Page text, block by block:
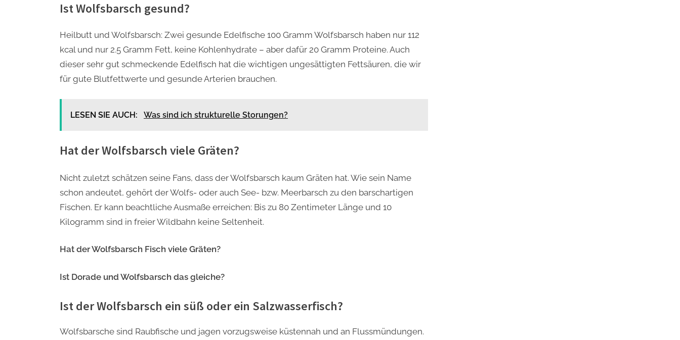
Ist Wolfsbarsch gesund?
Heilbutt und Wolfsbarsch: Zwei gesunde Edelfische 100 Gramm Wolfsbarsch haben nur 112
kcal und nur 2.5 Gramm Fett, keine Kohlenhydrate – aber dafür 20 Gramm Proteine. Auch
dieser sehr gut schmeckende Edelfisch hat die wichtigen ungesättigten Fettsäuren, die wir
für gute Blutfettwerte und gesunde Arterien brauchen.
LESEN SIE AUCH: Was sind ich strukturelle Storungen?
Hat der Wolfsbarsch viele Gräten?
Nicht zuletzt schätzen seine Fans, dass der Wolfsbarsch kaum Gräten hat. Wie sein Name
schon andeutet, gehört der Wolfs- oder auch See- bzw. Meerbarsch zu den barschartigen
Fischen. Er kann beachtliche Ausmaße erreichen: Bis zu 80 Zentimeter Länge und 10
Kilogramm sind in freier Wildbahn keine Seltenheit.
Hat der Wolfsbarsch Fisch viele Gräten?
Ist Dorade und Wolfsbarsch das gleiche?
Ist der Wolfsbarsch ein süß oder ein Salzwasserfisch?
Wolfsbarsche sind Raubfische und jagen vorzugsweise küstennah und an Flussmündungen.